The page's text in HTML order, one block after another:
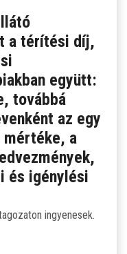
KÉRVÉNY
a térítési díj,
együtt:
továbbá
az egy
a
és igénylési
ingyenesek.